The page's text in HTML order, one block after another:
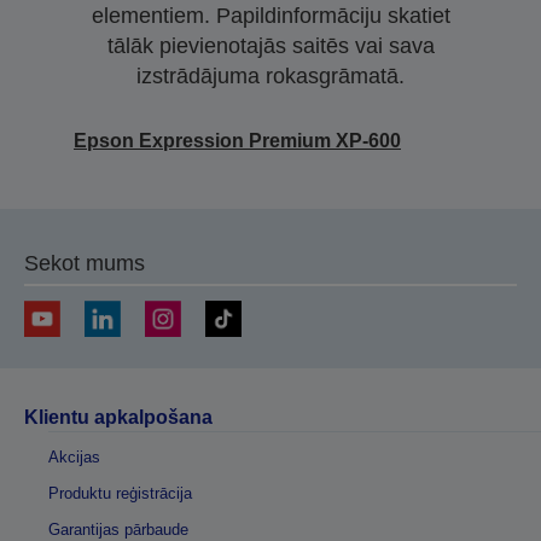
elementiem. Papildinformāciju skatiet
tālāk pievienotajās saitēs vai sava
izstrādājuma rokasgrāmatā.
Epson Expression Premium XP-600
Sekot mums
Klientu apkalpošana
Akcijas
Produktu reģistrācija
Garantijas pārbaude